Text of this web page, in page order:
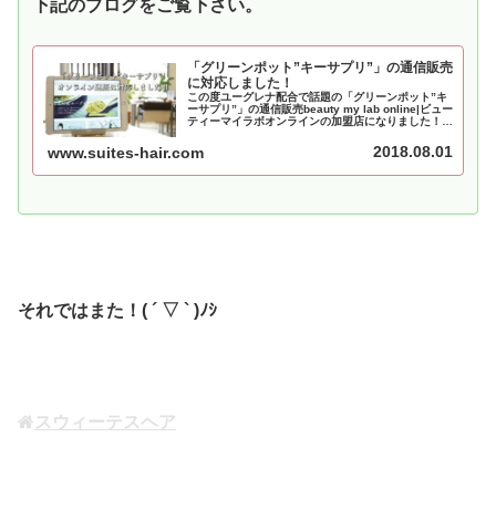
下記のブログをご覧下さい。
「グリーンポット”キーサプリ”」の通信販売
に対応しました！
この度ユーグレナ配合で話題の「グリーンポット”キ
ーサプリ”」の通信販売beauty my lab online|ビュー
ティーマイラボオンラインの加盟店になりました！最
な店舗コードの取得方法などお得な情報を提供中で
す！
www.suites-hair.com 2018.08.01
それではまた！( ´ ▽ ` )ﾉｼ
スウィーテスヘア